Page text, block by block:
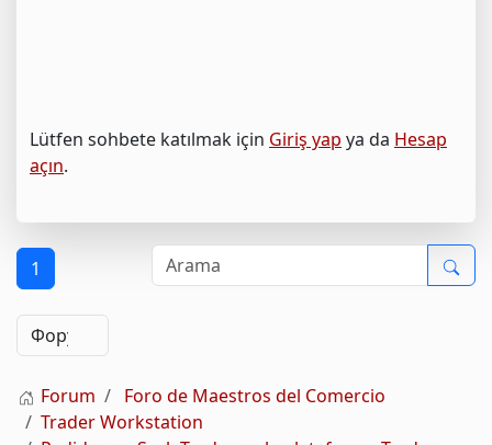
Lütfen sohbete katılmak için Giriş yap ya da Hesap
açın.
1
Forum
Foro de Maestros del Comercio
Trader Workstation